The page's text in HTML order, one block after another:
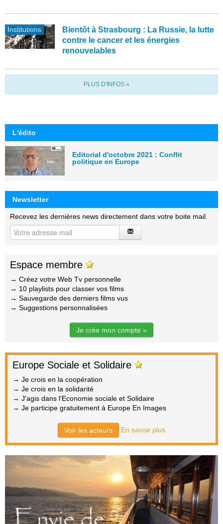
Institutions
Bientôt à Strasbourg : La Russie, la lutte
contre le cancer et les énergies
renouvelables
PLUS D'INFOS »
L'édito
Editorial d'octobre 2021 : Conflit
politique en Europe
Newsletter
Recevez les dernières news directement dans votre boite mail.
Espace membre
→ Créez votre Web Tv personnelle
→ 10 playlists pour classer vos films
→ Sauvegarde des derniers films vus
→ Suggestions personnalisées
Je crée mon compte »
Europe Sociale et Solidaire
→ Je crois en la coopération
→ Je crois en la solidarité
→ J'agis dans l'Economie sociale et Solidaire
→ Je participe gratuitement à Europe En Images
Voir les acteurs En savoir plus